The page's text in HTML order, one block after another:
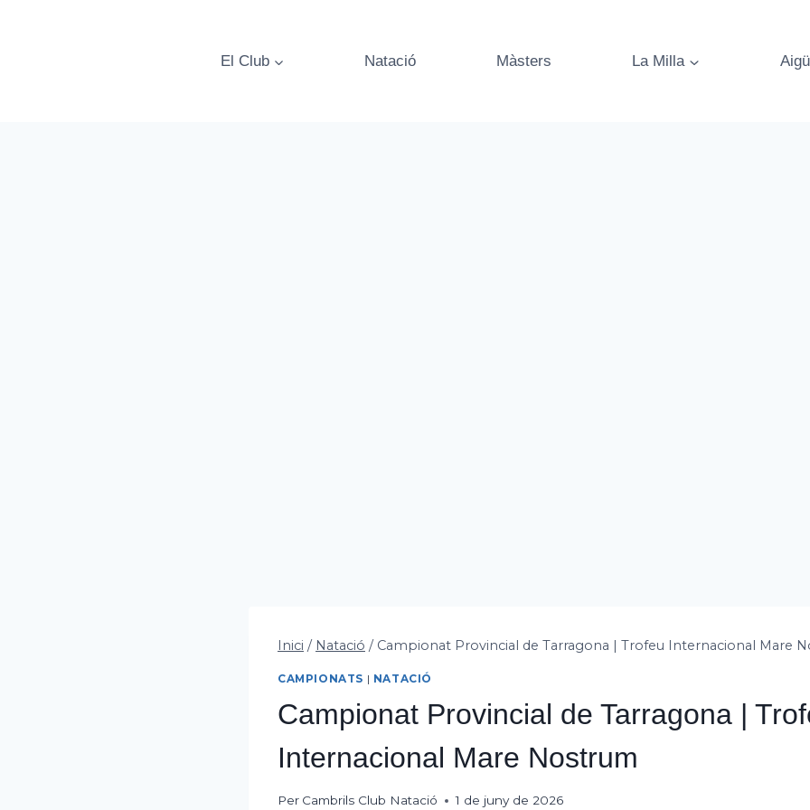
El Club Natació Màsters La Milla
Inici / Natació / Campionat Provincial de Tarragona | Trofeu Internacional Mare
CAMPIONATS | NATACIÓ
Campionat Provincial de Tarragona |
Internacional Mare Nostrum
Per Cambrils Club Natació 1 de juny de 2026